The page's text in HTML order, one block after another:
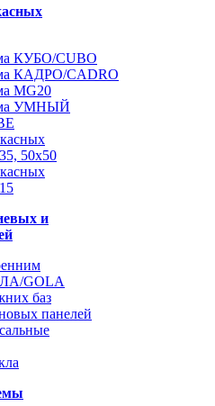
КУБО/CUBO
КАДРО/CADRO
MG20
УМНЫЙ
50x50
и
GOLA
баз
панелей